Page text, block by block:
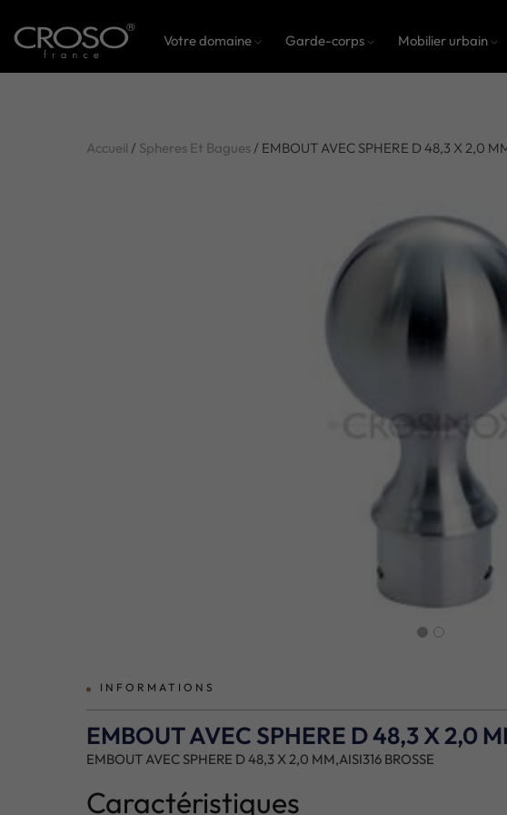
Votre domaine Garde-corps Mobilier urbain
Accueil / Spheres Et Bagues/ EMBOUT AVEC SPHERE D 48,3 X 2,0
INFORMATIONS
EMBOUT AVEC SPHERE D 48,3 X 2,0
EMBOUT AVEC SPHERE D 48,3 X 2,0 MM,AISI316 BROSSE
Caractéristiques